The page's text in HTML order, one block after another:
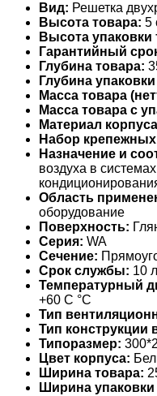
Вид: Решетка
Высота товара: 5
Высота упаковки
Гарантийный
Глубина товара:
Глубина
Масса товара
Масса товара с
Материал
Набор
Назначение и
воздуха в
Область
оборудование
Поверхность:
Серия: WA
Сечение:
Срок службы: 10
Температурный
+60 С °С
Тип
Тип конструкции
Типоразмер:
Цвет корпуса:
Ширина товара:
Ширина упаковки